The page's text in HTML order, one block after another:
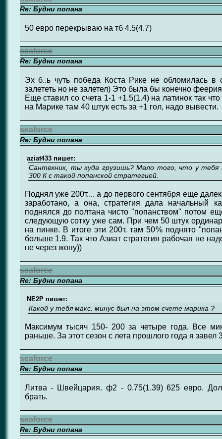
Re: Будни попана
50 евро перекрываю на тб 4.5(4.7)
seaforce
Re: Будни попана
Эх б..ь чуть победа Коста Рике не обломилась
залететь но не залетел) Это была бы конечно
Еще ставил со счета 1-1 +1.5(1.4) на латинок так
на Марике там 40 штук есть за +1 гол, надо вывести.
seaforce
Re: Будни попана
aziat433 пишет:
Сантехник, ты куда грузишь? Мало того, что у тебя
300 К с такой попанской стратегией.
Поднял уже 200т.... а до первого сентября еще
заработано, а она, стратегия дала начальный
поднялся до полтана чисто "попанством" потом
следующую сотку уже сам. При чем 50 штук
на пинке. В итоге эти 200т. там 50% поднято
больше 1.9. Так что Азиат стратегия рабочая не
не через жопу))
seaforce
Re: Будни попана
NE2P пишет:
Какой у тебя макс. минус был на этом счете марика ?
Максимум тысяч 150- 200 за четыре года. Все
раньше. За этот сезон с лета прошлого года я завел
seaforce
Re: Будни попана
Литва - Швейцария. ф2 - 0.75(1.39) 625 евро.
брать.
seaforce
Re: Будни попана